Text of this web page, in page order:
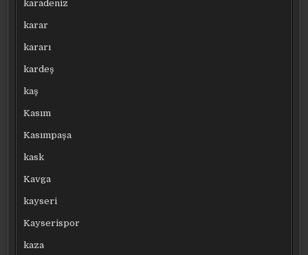
karadeniz
karar
kararı
kardeş
kaş
Kasım
Kasımpaşa
kask
Kavga
kayseri
Kayserispor
kaza